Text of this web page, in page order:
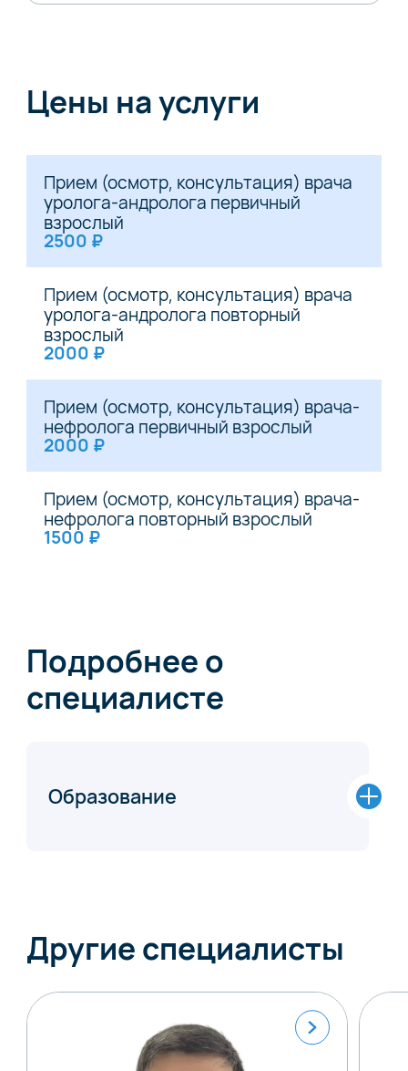
Цены на услуги
Прием (осмотр, консультация) врача
уролога-андролога первичный
взрослый
2500 ₽
Прием (осмотр, консультация) врача
уролога-андролога повторный
взрослый
2000 ₽
Прием (осмотр, консультация) врача-
нефролога первичный взрослый
2000 ₽
Прием (осмотр, консультация) врача-
нефролога повторный взрослый
1500 ₽
Подробнее о
специалисте
Образование
Другие специалисты